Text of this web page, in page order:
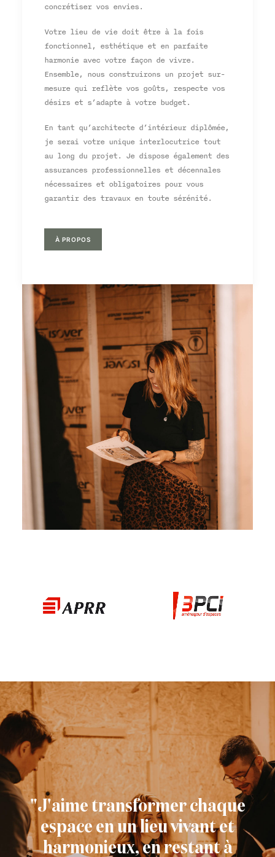
concrétiser vos envies.
Votre lieu de vie doit être à la fois
fonctionnel, esthétique et en parfaite
harmonie avec votre façon de vivre.
Ensemble, nous construirons un projet sur-
mesure qui reflète vos goûts, respecte vos
désirs et s’adapte à votre budget.
En tant qu’architecte d’intérieur diplômée,
je serai votre unique interlocutrice tout
au long du projet. Je dispose également des
assurances professionnelles et décennales
nécessaires et obligatoires pour vous
garantir des travaux en toute sérénité.
À PROPOS
"J'aime transformer chaque
espace en un lieu vivant et
harmonieux, en restant à